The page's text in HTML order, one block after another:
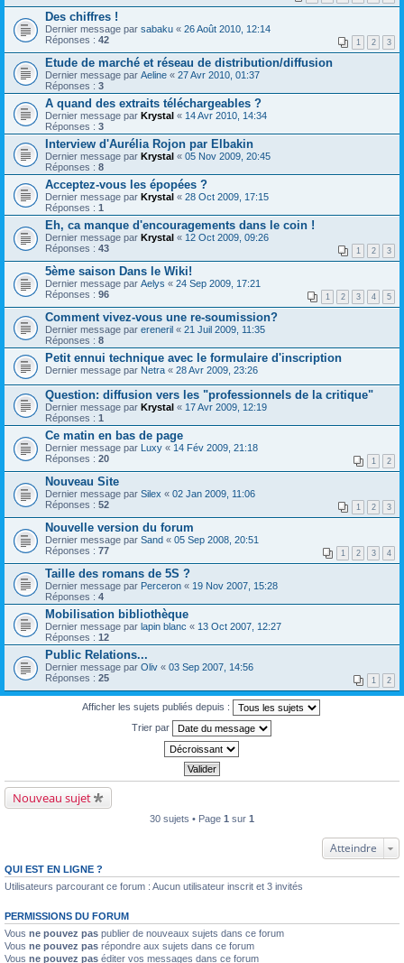
Des chiffres !
Dernier message par sabaku « 26 Août 2010, 12:14
Réponses : 42 1 2 3
Etude de marché et réseau de distribution/diffusion
Dernier message par Aeline « 27 Avr 2010, 01:37
Réponses : 3
A quand des extraits téléchargeables ?
Dernier message par Krystal « 14 Avr 2010, 14:34
Réponses : 3
Interview d'Aurélia Rojon par Elbakin
Dernier message par Krystal « 05 Nov 2009, 20:45
Réponses : 8
Acceptez-vous les épopées ?
Dernier message par Krystal « 28 Oct 2009, 17:15
Réponses : 1
Eh, ca manque d'encouragements dans le coin !
Dernier message par Krystal « 12 Oct 2009, 09:26
Réponses : 43 1 2 3
5ème saison Dans le Wiki!
Dernier message par Aelys « 24 Sep 2009, 17:21
Réponses : 96 1 2 3 4 5
Comment vivez-vous une re-soumission?
Dernier message par ereneril « 21 Juil 2009, 11:35
Réponses : 8
Petit ennui technique avec le formulaire d'inscription
Dernier message par Netra « 28 Avr 2009, 23:26
Question: diffusion vers les "professionnels de la critique"
Dernier message par Krystal « 17 Avr 2009, 12:19
Réponses : 1
Ce matin en bas de page
Dernier message par Luxy « 14 Fév 2009, 21:18
Réponses : 20 1 2
Nouveau Site
Dernier message par Silex « 02 Jan 2009, 11:06
Réponses : 52 1 2 3
Nouvelle version du forum
Dernier message par Sand « 05 Sep 2008, 20:51
Réponses : 77 1 2 3 4
Taille des romans de 5S ?
Dernier message par Perceron « 19 Nov 2007, 15:28
Réponses : 4
Mobilisation bibliothèque
Dernier message par lapin blanc « 13 Oct 2007, 12:27
Réponses : 12
Public Relations...
Dernier message par Oliv « 03 Sep 2007, 14:56
Réponses : 25 1 2
Afficher les sujets publiés depuis :
Trier par
Nouveau sujet
30 sujets • Page 1 sur 1
Atteindre
QUI EST EN LIGNE ?
Utilisateurs parcourant ce forum : Aucun utilisateur inscrit et 3 invités
PERMISSIONS DU FORUM
Vous ne pouvez pas publier de nouveaux sujets dans ce forum
Vous ne pouvez pas répondre aux sujets dans ce forum
Vous ne pouvez pas éditer vos messages dans ce forum